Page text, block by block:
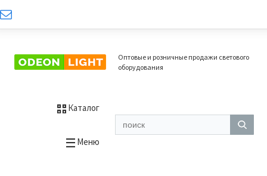
Оптовые и розничные продажи светового
оборудования
Каталог
Меню